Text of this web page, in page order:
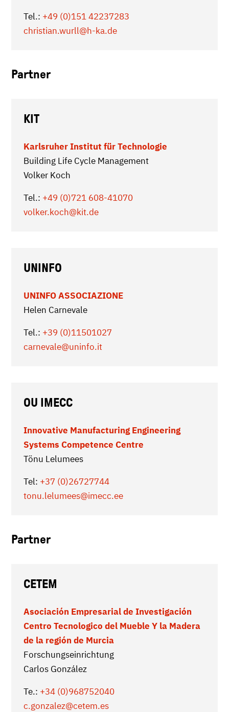
Tel.: +49 (0)151 42237283
christian.wurll@h-ka.de
Partner
KIT
Karlsruher Institut für Technologie
Building Life Cycle Management
Volker Koch
Tel.: +49 (0)721 608-41070
volker.koch@kit.de
UNINFO
UNINFO ASSOCIAZIONE
Helen Carnevale
Tel.: +39 (0)11501027
carnevale@uninfo.it
OU IMECC
Innovative Manufacturing Engineering
Systems Competence Centre
Tönu Lelumees
Tel: +37 (0)26727744
tonu.lelumees@imecc.ee
Partner
CETEM
Asociación Empresarial de Investigación
Centro Tecnologico del Mueble Y la Madera
de la región de Murcia
Forschungseinrichtung
Carlos González
Te.: +34 (0)968752040
c.gonzalez@cetem.es